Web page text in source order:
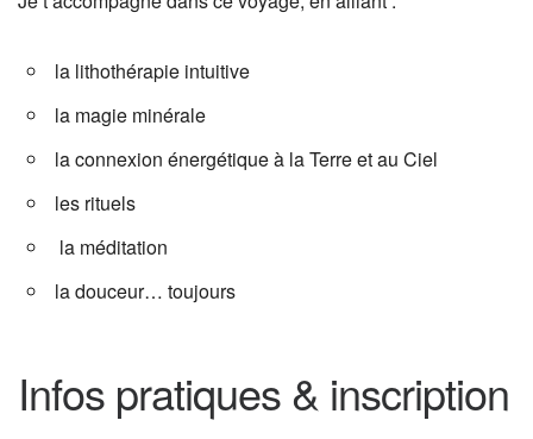
la lithothérapie intuitive
la magie minérale
la connexion énergétique à la Terre et au Ciel
les rituels
la méditation
la douceur… toujours
Infos pratiques & inscription